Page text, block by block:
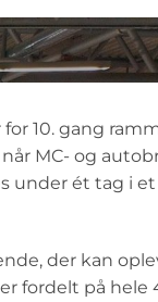
10. gang
MC- og
under ét tag i et
der kan
fordelt på hele